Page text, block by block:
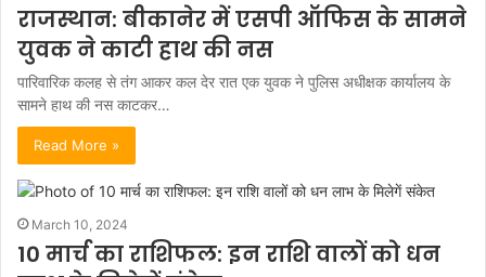
राजस्थान: बीकानेर में एसपी ऑफिस के सामने
युवक ने काटी हाथ की नस
पारिवारिक कलह से तंग आकर कल देर रात एक युवक ने पुलिस अधीक्षक कार्यालय के
सामने हाथ की नस काटकर…
Read More »
March 10, 2024
10 मार्च का राशिफल: इन राशि वालों को धन